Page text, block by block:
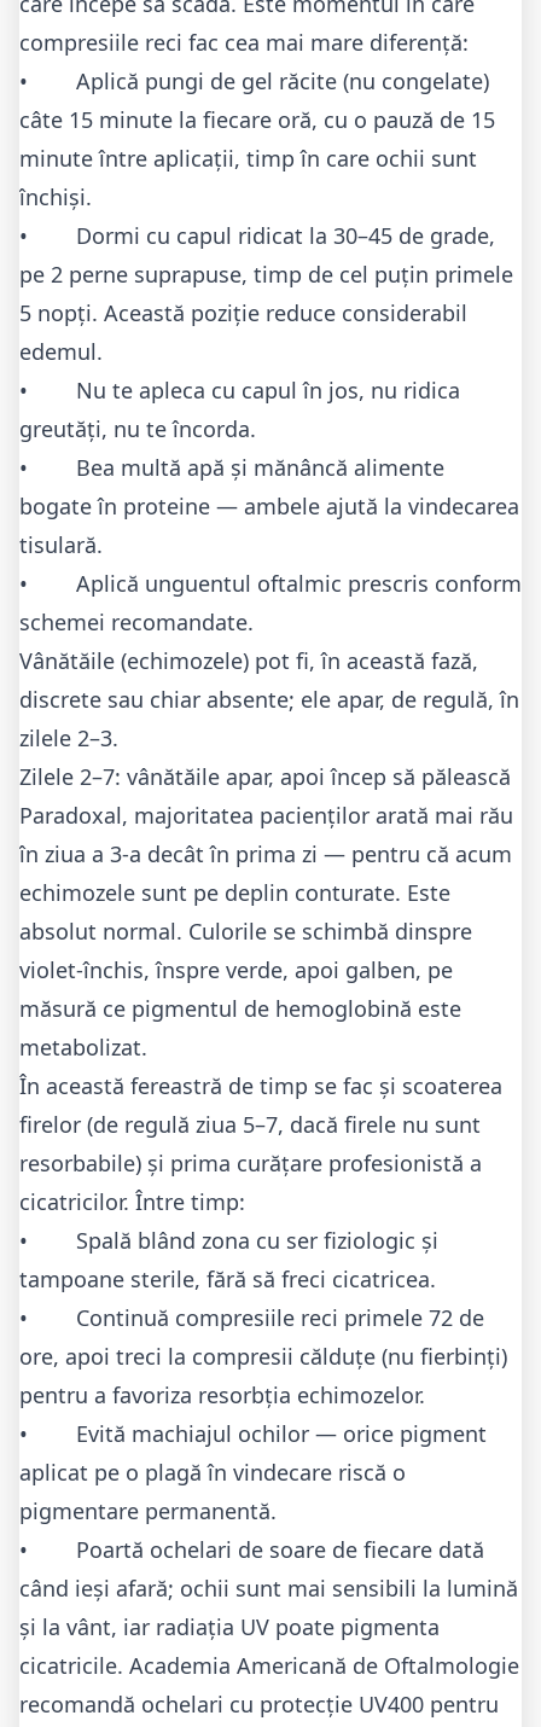
compresiile reci fac cea mai mare diferență:
• Aplică pungi de gel răcite (nu congelate)
câte 15 minute la fiecare oră, cu o pauză de 15
minute între aplicații, timp în care ochii sunt
închiși.
• Dormi cu capul ridicat la 30–45 de grade,
pe 2 perne suprapuse, timp de cel puțin primele
5 nopți. Această poziție reduce considerabil
edemul.
• Nu te apleca cu capul în jos, nu ridica
greutăți, nu te încorda.
• Bea multă apă și mănâncă alimente
bogate în proteine — ambele ajută la vindecarea
tisulară.
• Aplică unguentul oftalmic prescris conform
schemei recomandate.
Vânătăile (echimozele) pot fi, în această fază,
discrete sau chiar absente; ele apar, de regulă, în
zilele 2–3.
Zilele 2–7: vânătăile apar, apoi încep să pălească
Paradoxal, majoritatea pacienților arată mai rău
în ziua a 3-a decât în prima zi — pentru că acum
echimozele sunt pe deplin conturate. Este
absolut normal. Culorile se schimbă dinspre
violet-închis, înspre verde, apoi galben, pe
măsură ce pigmentul de hemoglobină este
metabolizat.
În această fereastră de timp se fac și scoaterea
firelor (de regulă ziua 5–7, dacă firele nu sunt
resorbabile) și prima curățare profesionistă a
cicatricilor. Între timp:
• Spală blând zona cu ser fiziologic și
tampoane sterile, fără să freci cicatricea.
• Continuă compresiile reci primele 72 de
ore, apoi treci la compresii călduțe (nu fierbinți)
pentru a favoriza resorbția echimozelor.
• Evită machiajul ochilor — orice pigment
aplicat pe o plagă în vindecare riscă o
pigmentare permanentă.
• Poartă ochelari de soare de fiecare dată
când ieși afară; ochii sunt mai sensibili la lumină
și la vânt, iar radiația UV poate pigmenta
cicatricile. Academia Americană de Oftalmologie
recomandă ochelari cu protecție UV400 pentru